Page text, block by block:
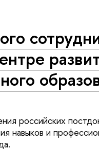
российских
навыков и